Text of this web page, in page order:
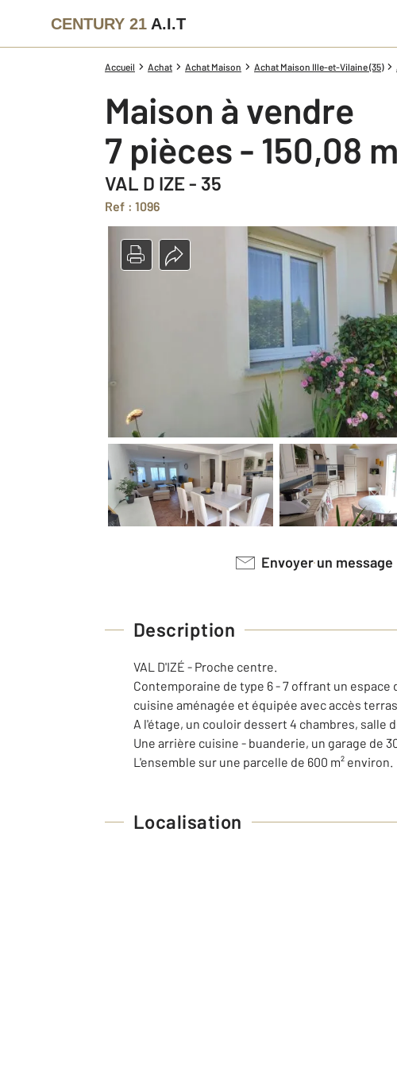
CENTURY 21 A.I.T
Accueil Achat Achat Maison Achat Maison Ille-et-Vilaine (35)
Maison à vendre
7 pièces - 150,08 m
VAL D IZE - 35
Ref : 1096
Envoyer un message
Description
VAL D'IZÉ - Proche centre.
Contemporaine de type 6 - 7 offrant un
cuisine aménagée et équipée avec accès
A l'étage, un couloir dessert 4 chambres, salle
Une arrière cuisine - buanderie, un garage de
L'ensemble sur une parcelle de 600 m² environ.
Localisation